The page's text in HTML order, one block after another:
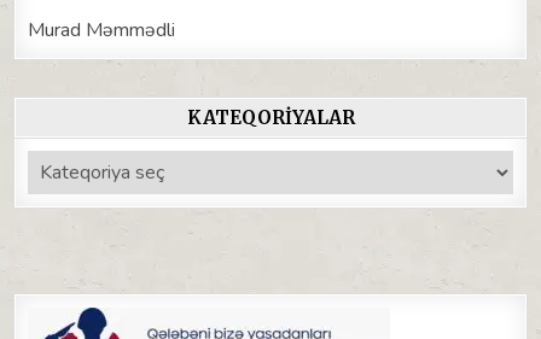
Murad Məmmədli
KATEQORIYALAR
Kateqoriyalar